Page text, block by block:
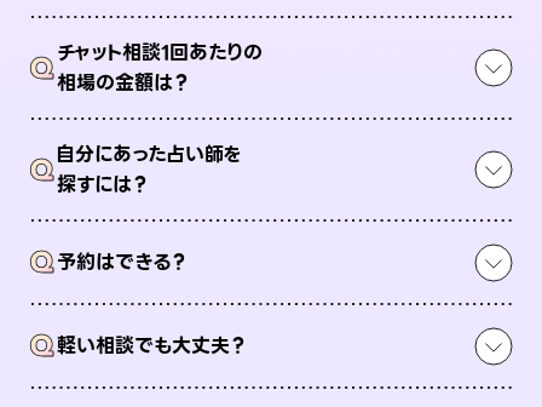
Qチャット相談1回あたりの
相場の金額は？
Q自分にあった占い師を
探すには？
Q予約はできる？
Q軽い相談でも大丈夫？